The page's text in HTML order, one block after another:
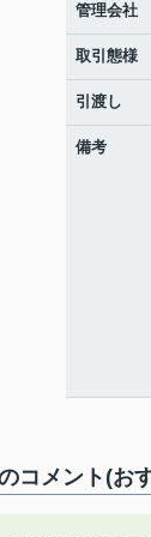
管理会社
取引態様
引渡し
備考
コメント(お